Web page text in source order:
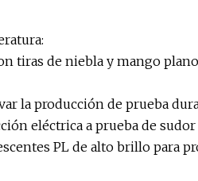
tiras de niebla y mango
la producción de prueba
eléctrica a prueba de
PL de alto brillo para